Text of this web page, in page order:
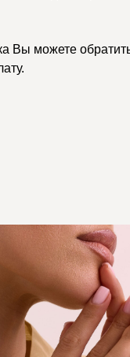
Вы можете